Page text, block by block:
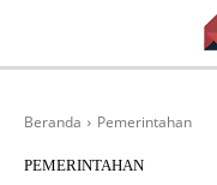
Beranda Pemerintahan
PEMERINTAHAN